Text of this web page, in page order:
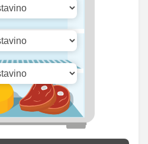
mg